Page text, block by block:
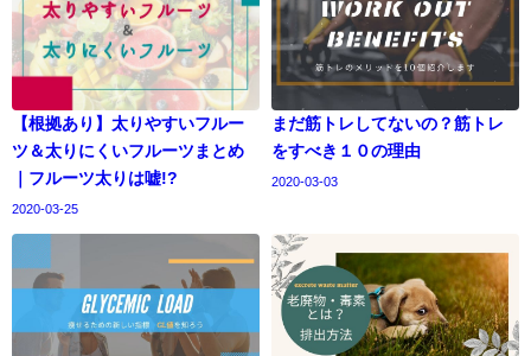
【根拠あり】太りやすいフルー
ツ＆太りにくいフルーツまとめ
｜フルーツ太りは嘘!?
2020-03-25
まだ筋トレしてないの？筋トレ
をすべき１０の理由
2020-03-03